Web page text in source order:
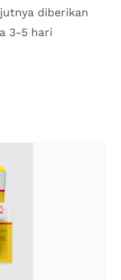
diberikan
3-5 hari